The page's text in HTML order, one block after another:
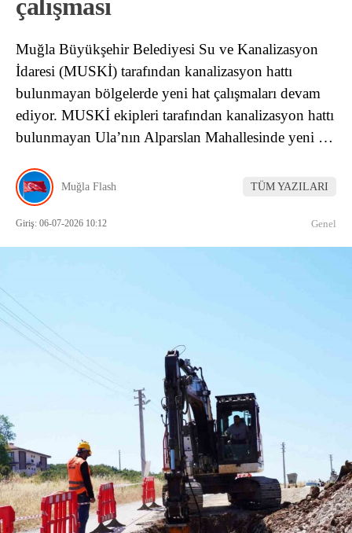
çalışması
Muğla Büyükşehir Belediyesi Su ve Kanalizasyon
İdaresi (MUSKİ) tarafından kanalizasyon hattı
bulunmayan bölgelerde yeni hat çalışmaları devam
ediyor. MUSKİ ekipleri tarafından kanalizasyon hattı
bulunmayan Ula’nın Alparslan Mahallesinde yeni …
Muğla Flash TÜM YAZILARI
Giriş: 06-07-2026 10:12 Genel